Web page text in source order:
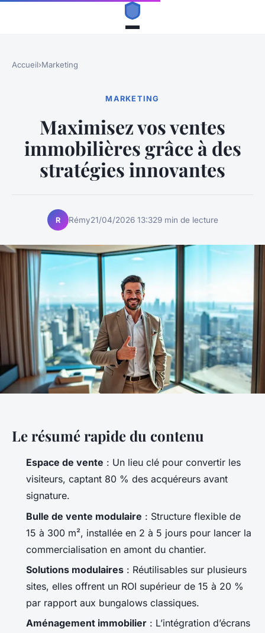
Accueil›Marketing
MARKETING
Maximisez vos ventes
immobilières grâce à des
stratégies innovantes
R Rémy21/04/2026 13:329 min de lecture
Le résumé rapide du contenu
Espace de vente : Un lieu clé pour convertir les
visiteurs, captant 80 % des acquéreurs avant
signature.
Bulle de vente modulaire : Structure flexible de
15 à 300 m², installée en 2 à 5 jours pour lancer la
commercialisation en amont du chantier.
Solutions modulaires : Réutilisables sur plusieurs
sites, elles offrent un ROI supérieur de 15 à 20 %
par rapport aux bungalows classiques.
Aménagement immobilier : L’intégration d’écrans